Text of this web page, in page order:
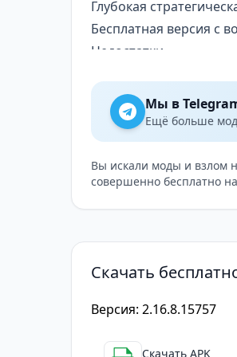
Глубокая
Бесплатная версия с
Недостатки
Отсутствие
Советы по игре
Исследуйте карту
Сфокусируйтесь на
Не забывайте
Используйте
Несмотря на то, что в
Мы в
Ещё больше
Вы искали моды и взлом
совершенно бесплатно
Скачать
Версия: 2.16.8.15757
Скачать APK